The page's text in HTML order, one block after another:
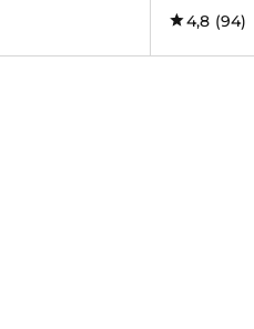
4,8 (94)